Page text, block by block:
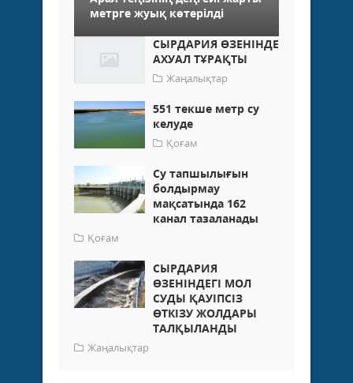
метрге жуық көтерілді
СЫРДАРИЯ ӨЗЕНІНДЕ
АХУАЛ ТҰРАҚТЫ
Жаңалықтар
551 текше метр су
келуде
Қоғам
Су тапшылығын
болдырмау
мақсатында 162
канал тазаланады
Қоғам
СЫРДАРИЯ
ӨЗЕНІНДЕГІ МОЛ
СУДЫ ҚАУІПСІЗ
ӨТКІЗУ ЖОЛДАРЫ
ТАЛҚЫЛАНДЫ
Жаңалықтар